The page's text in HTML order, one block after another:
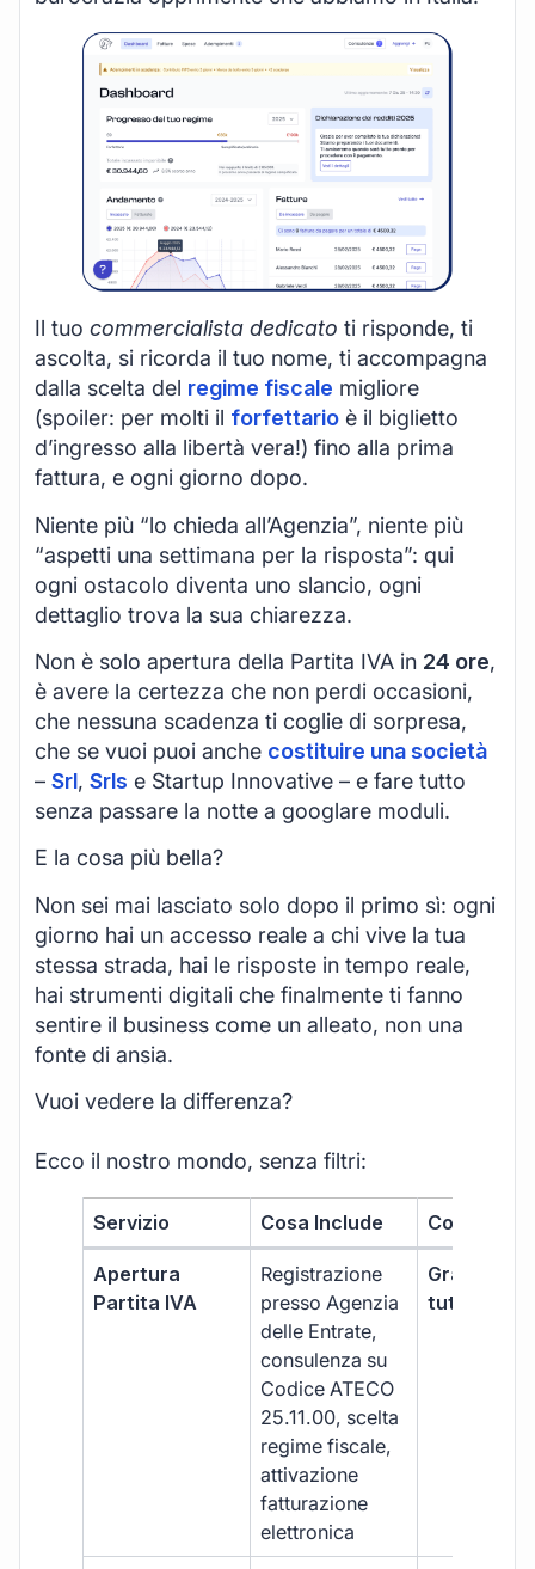
Il tuo commercialista dedicato ti risponde, ti
ascolta, si ricorda il tuo nome, ti accompagna
dalla scelta del regime fiscale migliore
(spoiler: per molti il forfettario è il biglietto
d’ingresso alla libertà vera!) fino alla prima
fattura, e ogni giorno dopo.
Niente più “lo chieda all’Agenzia”, niente più
“aspetti una settimana per la risposta”: qui
ogni ostacolo diventa uno slancio, ogni
dettaglio trova la sua chiarezza.
Non è solo apertura della Partita IVA in 24 ore,
è avere la certezza che non perdi occasioni,
che nessuna scadenza ti coglie di sorpresa,
che se vuoi puoi anche costituire una società
– Srl, Srls e Startup Innovative – e fare tutto
senza passare la notte a googlare moduli.
E la cosa più bella?
Non sei mai lasciato solo dopo il primo sì: ogni
giorno hai un accesso reale a chi vive la tua
stessa strada, hai le risposte in tempo reale,
hai strumenti digitali che finalmente ti fanno
sentire il business come un alleato, non una
fonte di ansia.
Vuoi vedere la differenza?
Ecco il nostro mondo, senza filtri:
Servizio Cosa Include Costo
Apertura
Partita IVA
Registrazione
presso Agenzia
delle Entrate,
consulenza su
Codice ATECO
25.11.00, scelta
regime fiscale,
attivazione
fatturazione
elettronica
Gratis,
tutti i piani